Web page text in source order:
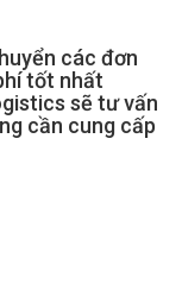
các đơn
tốt nhất
sẽ tư vấn
cần cung cấp